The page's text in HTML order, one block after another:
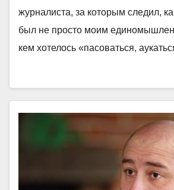
журналиста, за которым следил,
был не просто моим
кем хотелось «пасоваться,